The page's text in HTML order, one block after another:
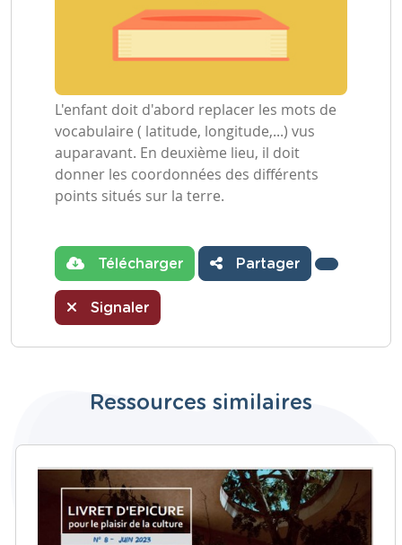
L'enfant doit d'abord replacer les mots de
vocabulaire ( latitude, longitude,...) vus
auparavant. En deuxième lieu, il doit
donner les coordonnées des différents
points situés sur la terre.
Télécharger Partager
Signaler
Ressources similaires